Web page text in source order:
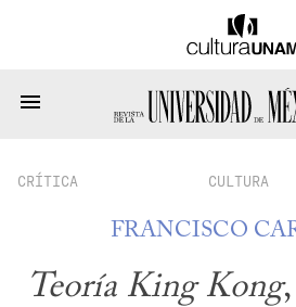
CRÍTICA CULTURA
FRANCISCO
Teoría King Kong